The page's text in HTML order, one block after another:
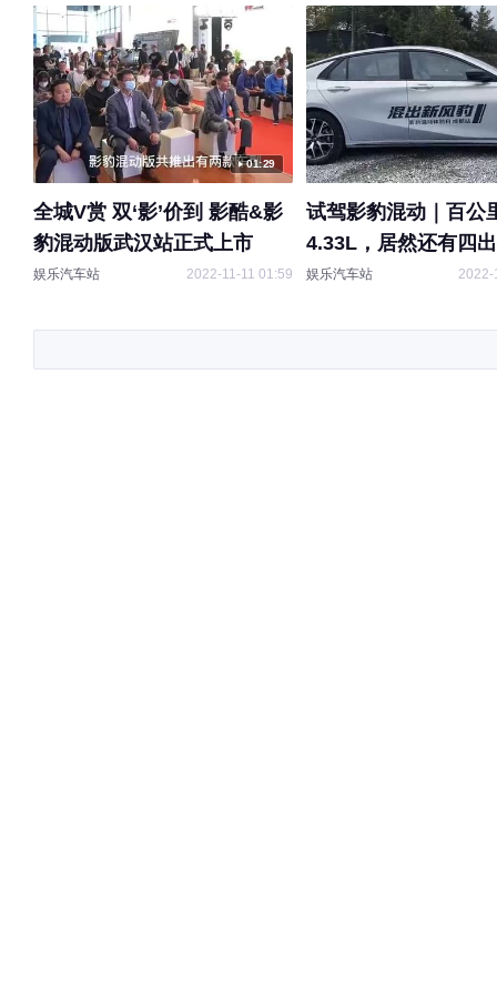
01:29
全城V赏 双‘影’价到 影酷&影
豹混动版武汉站正式上市
娱乐汽车站 2022-11-11 01:59
试驾影豹混动｜百公
4.33L，居然还有四
娱乐汽车站 2022-